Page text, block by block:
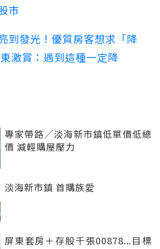
市
到發光！優質房客想求「降
激賞：遇到這種一定降
專家帶路／淡海新市鎮低單價低總
價 減輕購屋壓力
淡海新市鎮 首購族愛
屏東套房＋存股千張00878...目標